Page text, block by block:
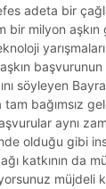
adeta bir
bir milyon aşkın
söyleyen
bağımsız
aynı
olduğu gibi
katkının da
müjdeli